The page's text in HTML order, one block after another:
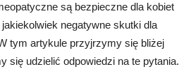
są bezpieczne dla kobiet
negatywne skutki dla
tym artykule przyjrzymy się bliżej
się udzielić odpowiedzi na te pytania.